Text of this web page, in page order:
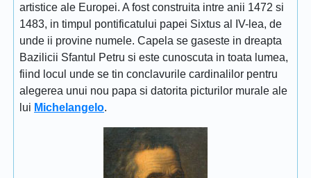
artistice ale Europei. A fost construita intre anii 1472 si
1483, in timpul pontificatului papei Sixtus al IV-lea, de
unde ii provine numele. Capela se gaseste in dreapta
Bazilicii Sfantul Petru si este cunoscuta in toata lumea,
fiind locul unde se tin conclavurile cardinalilor pentru
alegerea unui nou papa si datorita picturilor murale ale
lui Michelangelo.